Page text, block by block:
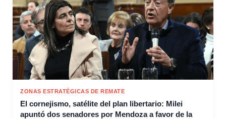
ZONAS ESTRATÉGICAS DE REMATE
El cornejismo, satélite del plan libertario: Milei
apuntó dos senadores por Mendoza a favor de la